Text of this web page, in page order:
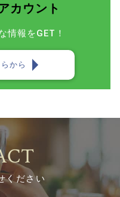
カウント
情報をGET！
から
ください